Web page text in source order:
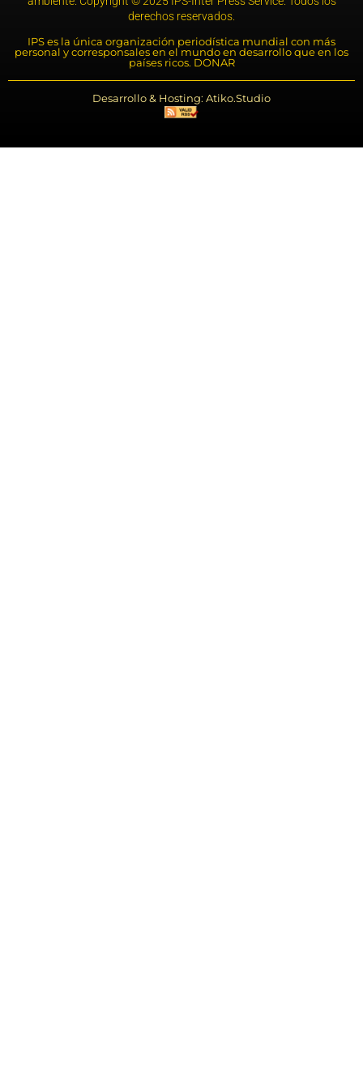
derechos reservados.
IPS es la única organización periodística mundial con más
personal y corresponsales en el mundo en desarrollo que en los
países ricos. DONAR
Desarrollo & Hosting: Atiko.Studio